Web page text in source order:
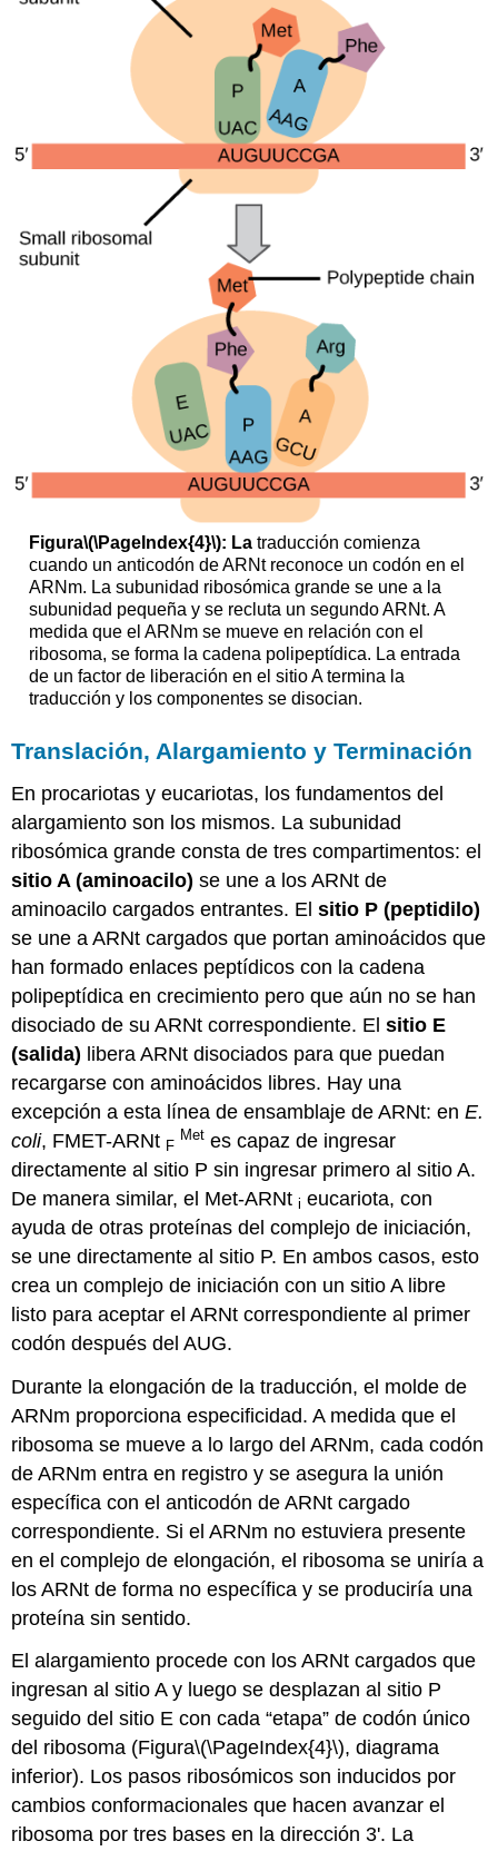
Figura\(\PageIndex{4}\): Latraducción comienza
cuando un anticodón de ARNt reconoce un codón en el
ARNm. La subunidad ribosómica grande se une a la
subunidad pequeña y se recluta un segundo ARNt. A
medida que el ARNm se mueve en relación con el
ribosoma, se forma la cadena polipeptídica. La entrada
de un factor de liberación en el sitio A termina la
traducción y los componentes se disocian.
Translación, Alargamiento y Terminación
En procariotas y eucariotas, los fundamentos del
alargamiento son los mismos. La subunidad
ribosómica grande consta de tres compartimentos: el
sitio A (aminoacilo) se une a los ARNt de
aminoacilo cargados entrantes. Elsitio P (peptidilo)
se une a ARNt cargados que portan aminoácidos que
han formado enlaces peptídicos con la cadena
polipeptídica en crecimiento pero que aún no se han
disociado de su ARNt correspondiente. Elsitio E
(salida) libera ARNt disociados para que puedan
recargarse con aminoácidos libres. Hay una
excepción a esta línea de ensamblaje de ARNt: enE.
coli, FMET-ARNt F
Met es capaz de ingresar
directamente al sitio P sin ingresar primero al sitio A.
De manera similar, el Met-ARNti eucariota, con
ayuda de otras proteínas del complejo de iniciación,
se une directamente al sitio P. En ambos casos, esto
crea un complejo de iniciación con un sitio A libre
listo para aceptar el ARNt correspondiente al primer
codón después del AUG.
Durante la elongación de la traducción, el molde de
ARNm proporciona especificidad. A medida que el
ribosoma se mueve a lo largo del ARNm, cada codón
de ARNm entra en registro y se asegura la unión
específica con el anticodón de ARNt cargado
correspondiente. Si el ARNm no estuviera presente
en el complejo de elongación, el ribosoma se uniría a
los ARNt de forma no específica y se produciría una
proteína sin sentido.
El alargamiento procede con los ARNt cargados que
ingresan al sitio A y luego se desplazan al sitio P
seguido del sitio E con cada “etapa” de codón único
del ribosoma (Figura\(\PageIndex{4}\), diagrama
inferior). Los pasos ribosómicos son inducidos por
cambios conformacionales que hacen avanzar el
ribosoma por tres bases en la dirección 3'. La